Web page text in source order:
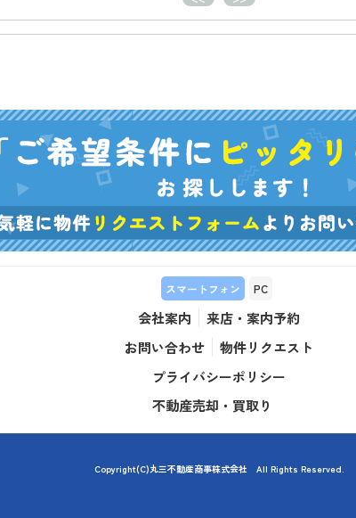
スマートフォン PC
会社案内
来店・案内予約
お問い合わせ
物件リクエスト
プライバシーポリシー
不動産売却・買取り
Copyright(C)丸三不動産商事株式会社 All Rights Reserved.